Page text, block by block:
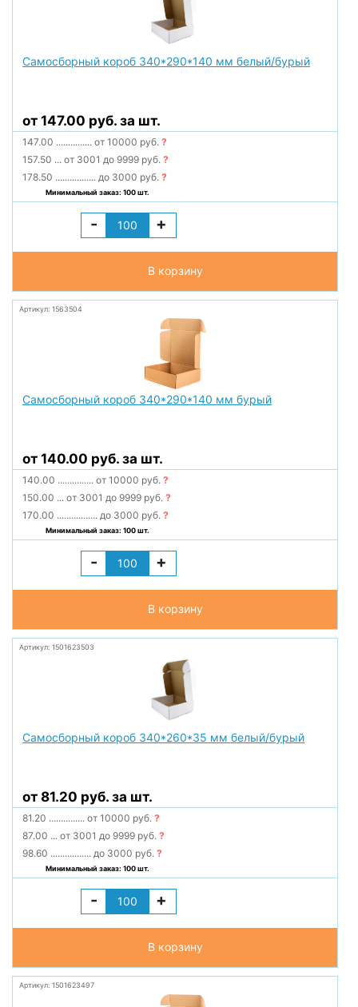
Самосборный короб 340*290*140 мм белый/бурый
от 147.00 руб. за шт.
147.00 ............... от 10000 руб.?
157.50 ... от 3001 до 9999 руб.?
178.50 ................. до 3000 руб.?
Минимальный заказ: 100 шт.
- +
В корзину
Артикул: 1563504
Самосборный короб 340*290*140 мм бурый
от 140.00 руб. за шт.
140.00 ............... от 10000 руб.?
150.00 ... от 3001 до 9999 руб.?
170.00 ................. до 3000 руб.?
Минимальный заказ: 100 шт.
- +
В корзину
Артикул: 1501623503
Самосборный короб 340*260*35 мм белый/бурый
от 81.20 руб. за шт.
81.20 ............... от 10000 руб.?
87.00 ... от 3001 до 9999 руб.?
98.60 ................. до 3000 руб.?
Минимальный заказ: 100 шт.
- +
В корзину
Артикул: 1501623497